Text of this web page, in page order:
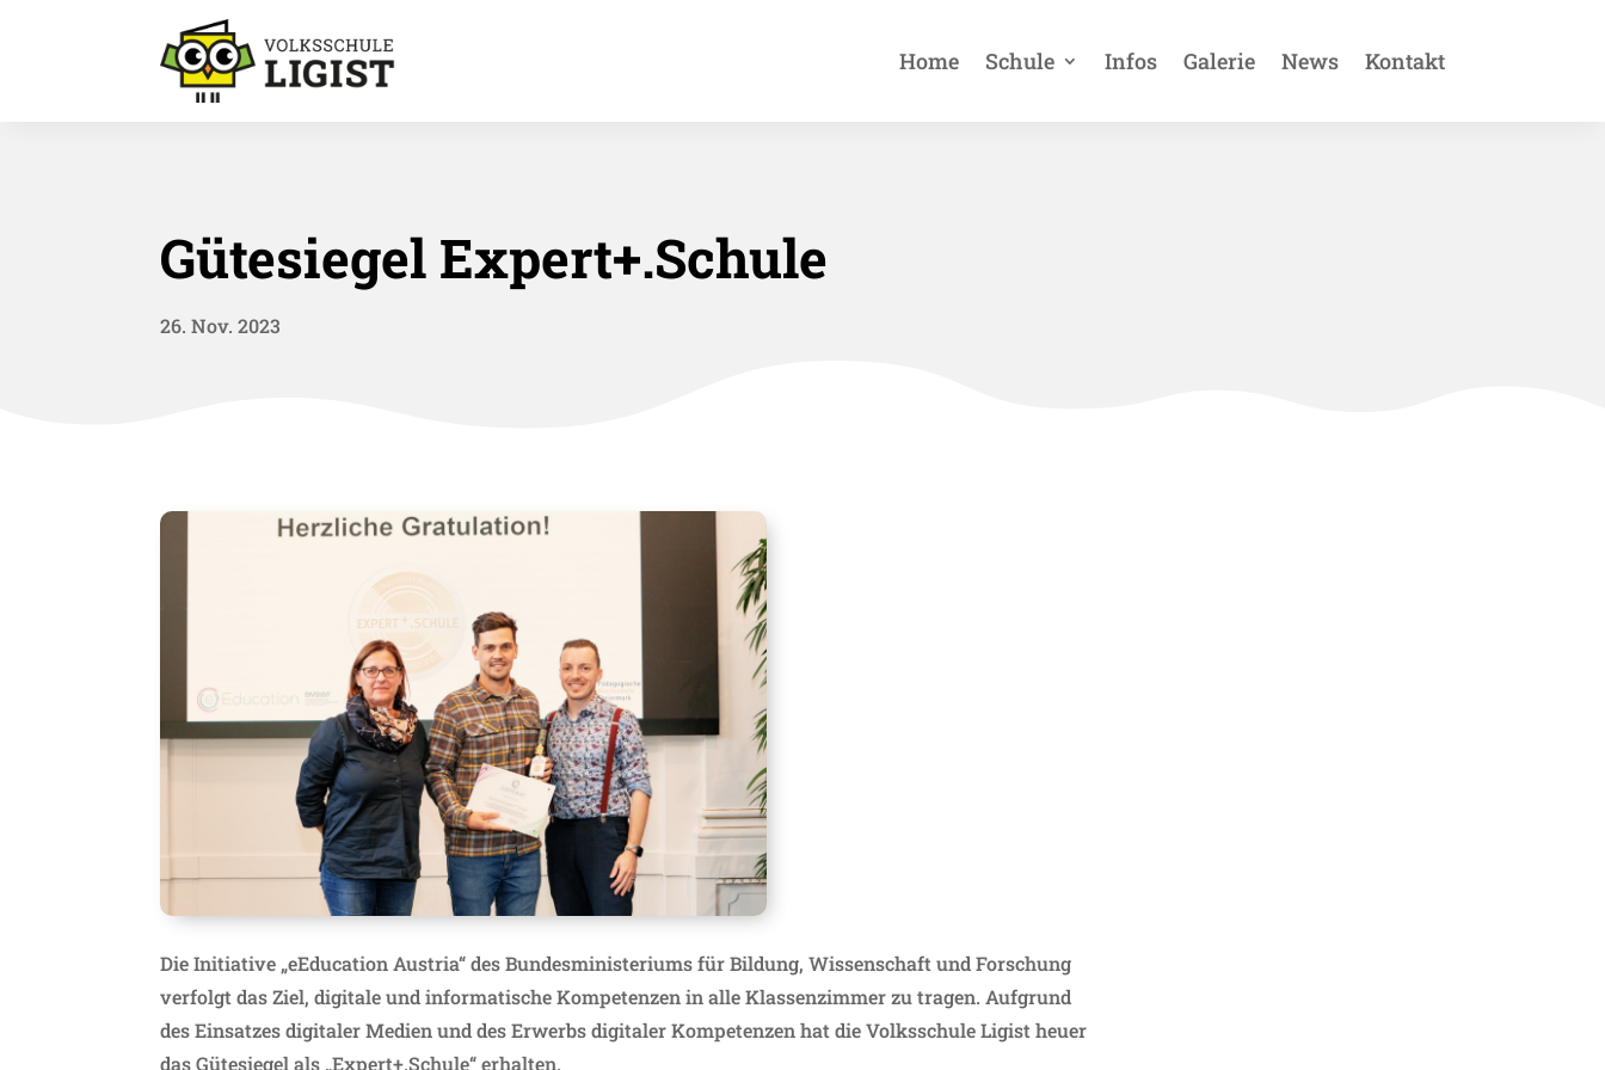
Home Schule Infos Galerie News Kontakt
Gütesiegel Expert+.Schule
26. Nov. 2023
Die Initiative „eEducation Austria“des Bundesministeriums für Bildung, Wissenschaft und Forschung
verfolgt das Ziel, digitale und informatische Kompetenzen in alle Klassenzimmer zu tragen. Aufgrund
des Einsatzes digitaler Medien und des Erwerbs digitaler Kompetenzen hat die Volksschule Ligist heuer
das Gütesiegel als „Expert+.Schule“ erhalten.